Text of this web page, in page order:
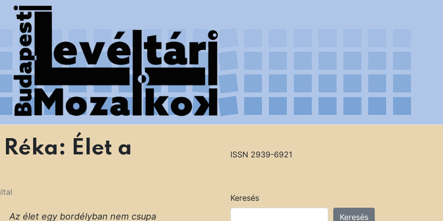
Levéltára munkatársainak tanulmányai
Élet a
Az élet egy bordélyban nem csupa
ISSN 2939-6921
Keresés
Keresés